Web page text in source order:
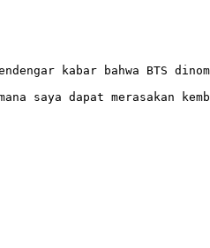
kabar bahwa BTS
saya dapat merasakan